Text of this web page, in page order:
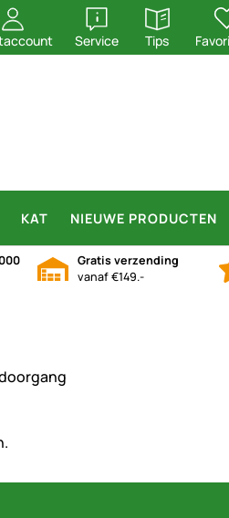
Service
openen
Tips
openen
KAT NIEUWE PRODUCTEN
Gratis verzending
vanaf €149.-